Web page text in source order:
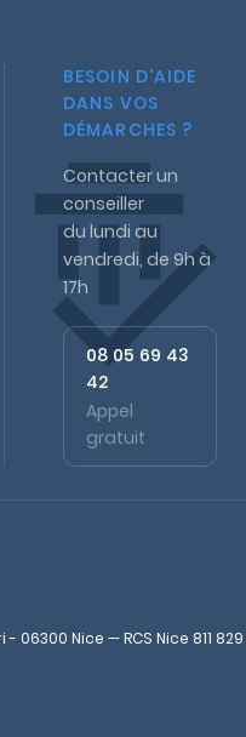
BESOIN D'AIDE
DANS VOS
DÉMARCHES ?
Contacter un
conseiller
du lundi au
vendredi, de 9h à
17h
08 05 69 43
42
Appel
gratuit
- 06300 Nice — RCS Nice 811